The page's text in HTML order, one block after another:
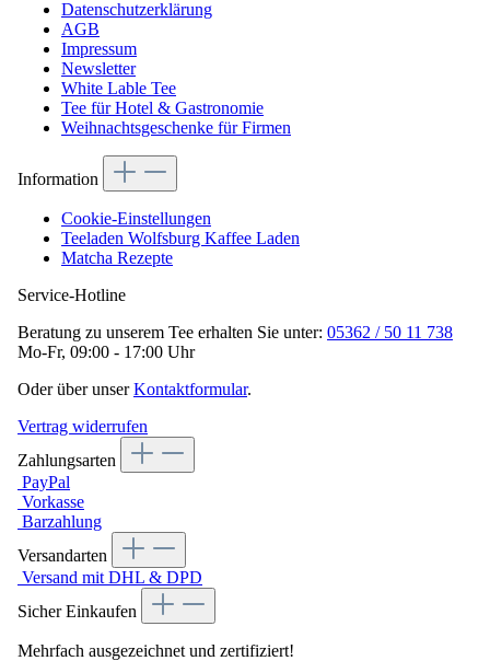
Datenschutzerklärung
AGB
Impressum
Newsletter
White Lable Tee
Tee für Hotel & Gastronomie
Weihnachtsgeschenke für Firmen
Information
Cookie-Einstellungen
Teeladen Wolfsburg Kaffee Laden
Matcha Rezepte
Service-Hotline
Beratung zu unserem Tee erhalten Sie unter: 05362 / 50 11 738
Mo-Fr, 09:00 - 17:00 Uhr
Oder über unserKontaktformular.
Vertrag widerrufen
Zahlungsarten
PayPal
Vorkasse
Barzahlung
Versandarten
Versand mit DHL & DPD
Sicher Einkaufen
Mehrfach ausgezeichnet und zertifiziert!